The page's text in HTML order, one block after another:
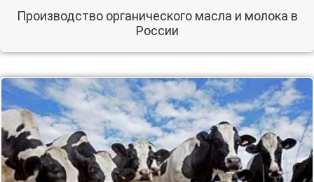
Производство органического масла и молока в
России